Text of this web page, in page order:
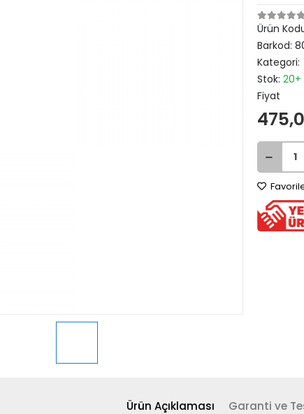
Ürün
Barkod:
Kategori:
Stok: 20+
Fiyat
Ürün Açıklaması Garanti ve